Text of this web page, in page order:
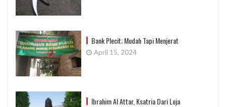
Bank Plecit; Mudah Tapi Menjerat
April 15, 2024
Ibrahim Al Attar, Ksatria Dari Loja